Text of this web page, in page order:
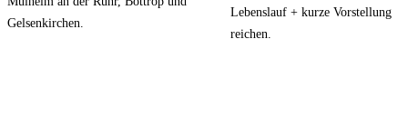
Gelsenkirchen.
Lebenslauf + kurze Vorstellung
reichen.